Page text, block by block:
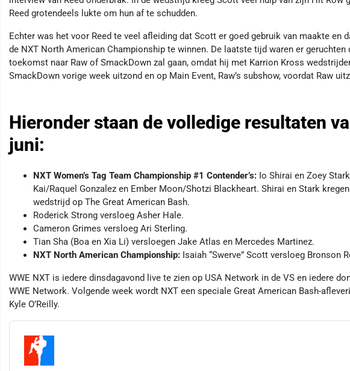
Reed grotendeels lukte om hun af te schudden.
Echter was het voor Reed te veel afleiding dat Scott er goed gebruik van maakte en
de NXT North American Championship te winnen. De laatste tijd waren er geruchten
toekomst naar Raw of SmackDown zal gaan, omdat hij met Karrion Kross
SmackDown vorige week uitzond en op Main Event, Raw’s subshow, voordat Raw
Hieronder staan de volledige resultaten
juni:
NXT Women’s Tag Team Championship #1 Contender’s: Io Shirai en Zoey
Kai/Raquel Gonzalez en Ember Moon/Shotzi Blackheart. Shirai en Stark
wedstrijd op The Great American Bash.
Roderick Strong versloeg Asher Hale.
Cameron Grimes versloeg Ari Sterling.
Tian Sha (Boa en Xia Li) versloegen Jake Atlas en Mercedes Martinez.
NXT North American Championship: Isaiah “Swerve” Scott versloeg Bronson
WWE NXT is iedere dinsdagavond live te zien op USA Network in de VS en iedere
WWE Network. Volgende week wordt NXT een speciale Great American Bash-
Kyle O’Reilly.